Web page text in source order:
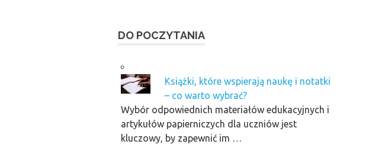
DO POCZYTANIA
Książki, które wspierają naukę i notatki
– co warto wybrać?
Wybór odpowiednich materiałów edukacyjnych i
artykułów papierniczych dla uczniów jest
kluczowy, by zapewnić im …